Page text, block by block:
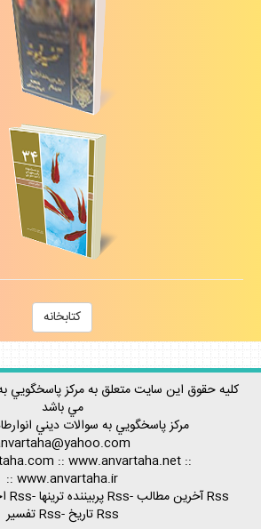
كتابخانه
كليه حقوق اين سايت متعلق به مركز پاسخگويي
مي باشد
مركز پاسخگويي به سوالات ديني
:: www.anvartaha.net::
www.anvartaha.ir
::
Rss آخرين مطالب
-Rss پربيننده ترينها -Rss احكام
Rss تاريخ
-Rss تفسير